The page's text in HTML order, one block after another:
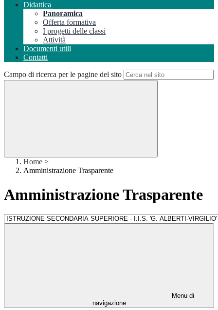
Didattica
Panoramica
Offerta formativa
I progetti delle classi
Attività
Documenti utili
Contatti
Campo di ricerca per le pagine del sito
Home >
Amministrazione Trasparente
Amministrazione Trasparente
Menu di
navigazione